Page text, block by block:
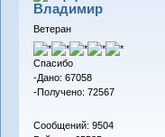
Владимиp
Ветеран
Спасибо
-Дано: 67058
-Получено: 72567
Сообщений: 9504